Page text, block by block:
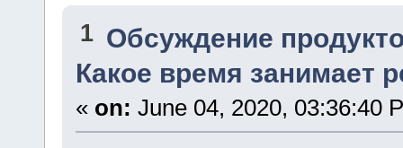
1 Обсуждение
Какое время занимает
« on: June 04, 2020, 03:36:40